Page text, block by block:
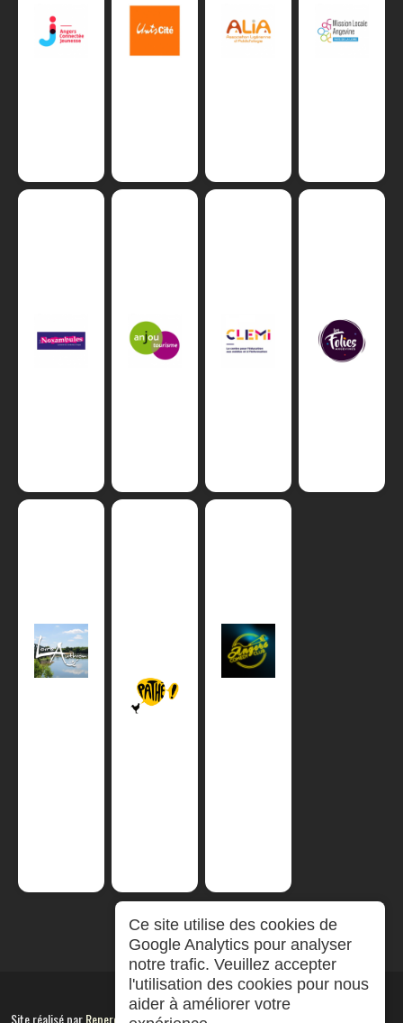
Site réalisé parRepereCom
Ce site utilise des cookies de
Google Analytics pour analyser
notre trafic. Veuillez accepter
l'utilisation des cookies pour nous
aider à améliorer votre